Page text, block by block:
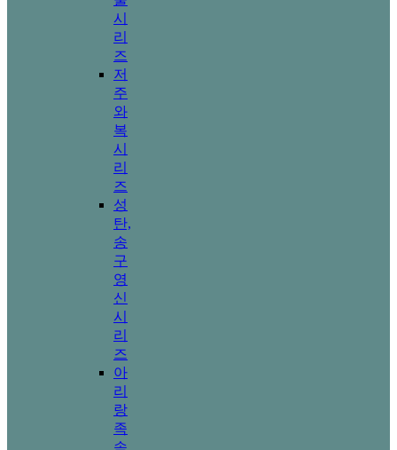
시
리
즈
저
주
와
복
시
리
즈
성
탄,
송
구
영
신
시
리
즈
아
리
랑
족
속